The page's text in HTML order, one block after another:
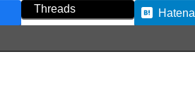
Threads
Hatena